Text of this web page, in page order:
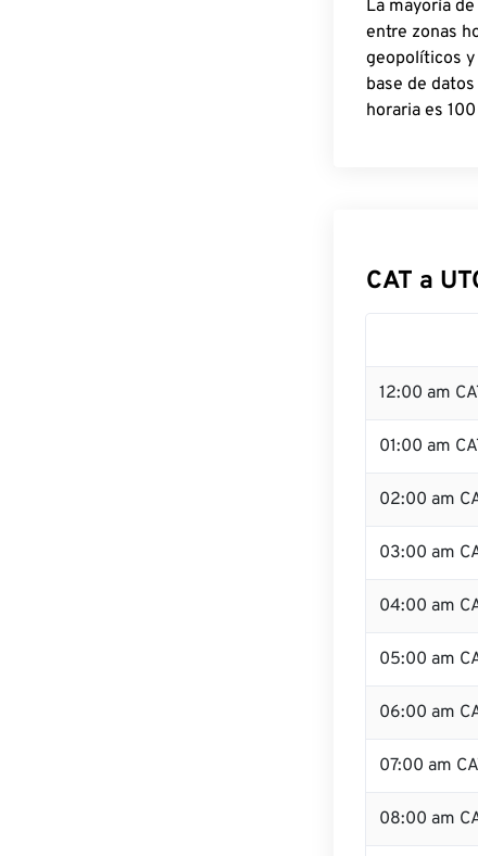
La mayoría
entre zonas
geopolíticos
base de
horaria es
CAT a
12:00 am
01:00 am
02:00 am
03:00 am
04:00 am
05:00 am
06:00 am
07:00 am
08:00 am